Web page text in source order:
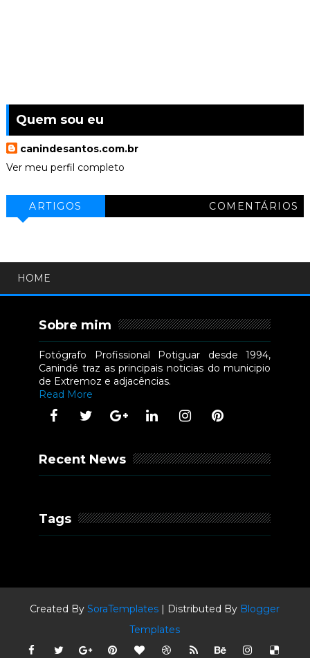
Quem sou eu
canindesantos.com.br
Ver meu perfil completo
ARTIGOS COMENTÁRIOS
HOME
Sobre mim
Fotógrafo Profissional Potiguar desde 1994,
Canindé traz as principais noticias do municipio
de Extremoz e adjacências.
Read More
Recent News
Tags
Created BySoraTemplates | Distributed By Blogger
Templates